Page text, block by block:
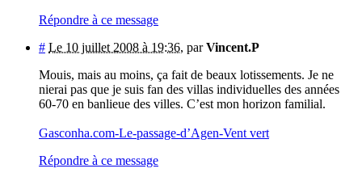
Répondre à ce message
# Le 10 juillet 2008 à 19:36, parVincent.P
Mouis, mais au moins, ça fait de beaux lotissements. Je ne
nierai pas que je suis fan des villas individuelles des années
60-70 en banlieue des villes. C’est mon horizon familial.
Gasconha.com-Le-passage-d’Agen-Vent vert
Répondre à ce message